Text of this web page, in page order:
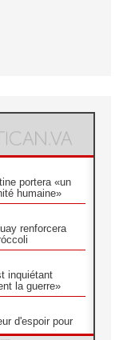
portera «un
humaine»
renforcera
inquiétant
la guerre»
d'espoir pour